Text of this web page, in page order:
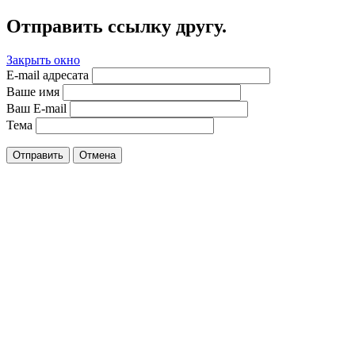
Отправить ссылку другу.
Закрыть окно
E-mail адресата
Ваше имя
Ваш E-mail
Тема
Отправить Отмена